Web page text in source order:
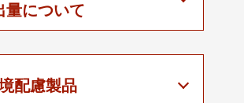
量について
配慮製品